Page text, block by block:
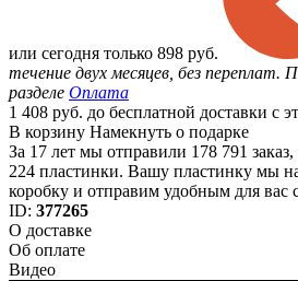
или сегодня только 898 руб.
течение двух месяцев, без переплат.
разделе Оплата
1 408 руб. до бесплатной доставки с
В корзину Намекнуть о подарке
За 17 лет мы отправили 178 791
224 пластинки. Вашу пластинку мы
коробку и отправим удобным для вас
ID: 377265
О доставке
Об оплате
Видео